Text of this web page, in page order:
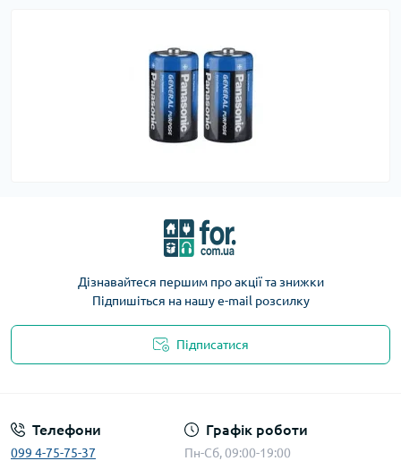
Дізнавайтеся першим про акції та знижки
Підпишіться на нашу e-mail розсилку
Підписатися
Телефони
099 4-75-75-37
Графік роботи
Пн-Сб, 09:00-19:00